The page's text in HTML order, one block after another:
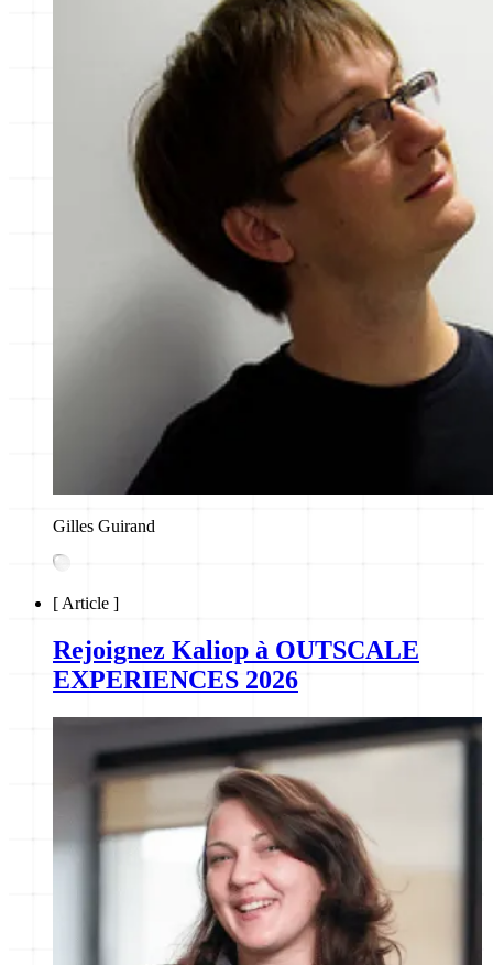
Gilles Guirand
[Article ]
Rejoignez Kaliop à OUTSCALE
EXPERIENCES 2026